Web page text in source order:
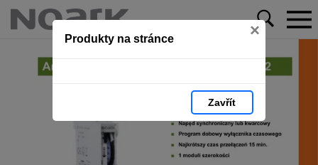
Produkty na stránce ×
Zavřít